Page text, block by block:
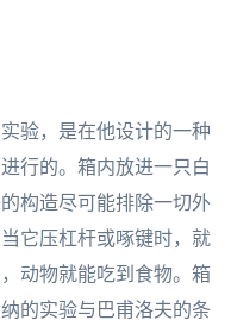
验，是在他设计的一种
行的。箱内放进一只白
构造尽可能排除一切外
它压杠杆或啄键时，就
动物就能吃到食物。箱
的实验与巴甫洛夫的条